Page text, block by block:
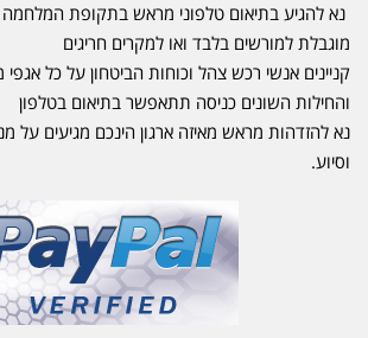
נא להגיע בתיאום טלפוני מראש בתקופת המלחמה
מוגבלת למורשים בלבד ואו למקרים חריגים
קניינים אנשי רכש צהל וכוחות הביטחון על כל
והחילות השונים כניסה תתאפשר בתיאום בטלפון
נא להזדהות מראש מאיזה ארגון הינכם מגיעים על
וסיוע.